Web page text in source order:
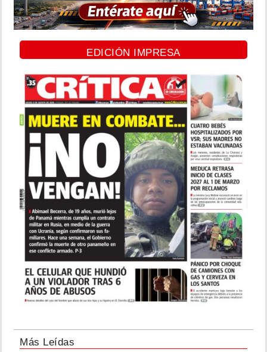
EDICIÓN IMPRESA
Más Leídas